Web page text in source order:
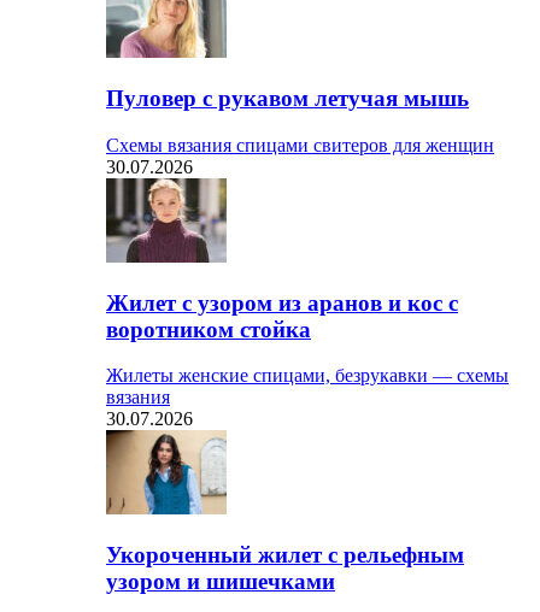
Пуловер с рукавом летучая мышь
Схемы вязания спицами свитеров для женщин
30.07.2026
Жилет с узором из аранов и кос с
воротником стойка
Жилеты женские спицами, безрукавки — схемы
вязания
30.07.2026
Укороченный жилет с рельефным
узором и шишечками